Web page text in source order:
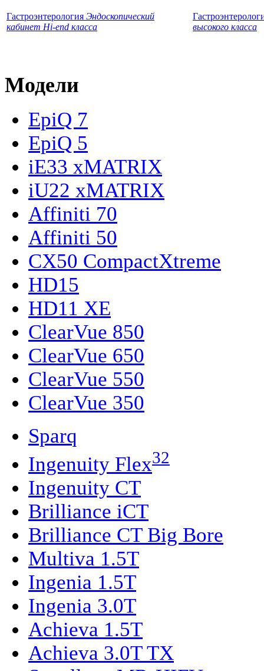
Гастроэнтерология Эндоскопический
кабинет Hi-end класса
высокого класса
Модели
EpiQ 7
EpiQ 5
iE33 xMATRIX
iU22 xMATRIX
Affiniti 70
Affiniti 50
CX50 CompactXtreme
HD15
HD11 XE
ClearVue 850
ClearVue 650
ClearVue 550
ClearVue 350
Sparq
Ingenuity Flex32
Ingenuity CT
Brilliance iCT
Brilliance CT Big Bore
Multiva 1.5T
Ingenia 1.5T
Ingenia 3.0T
Achieva 1.5T
Achieva 3.0T TX